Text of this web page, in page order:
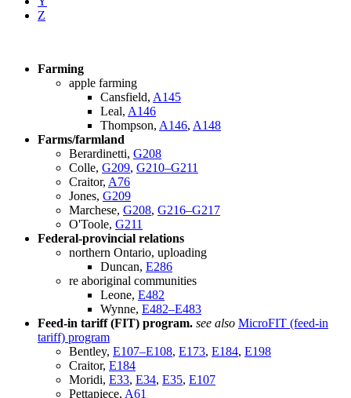
Z
Farming
apple farming
Cansfield, A145
Leal, A146
Thompson, A146, A148
Farms/farmland
Berardinetti, G208
Colle, G209, G210–G211
Craitor, A76
Jones, G209
Marchese, G208, G216–G217
O'Toole, G211
Federal-provincial relations
northern Ontario, uploading
Duncan, E286
re aboriginal communities
Leone, E482
Wynne, E482–E483
Feed-in tariff (FIT) program. see also MicroFIT (feed-in
tariff) program
Bentley, E107–E108, E173, E184, E198
Craitor, E184
Moridi, E33, E34, E35, E107
Pettapiece, A61